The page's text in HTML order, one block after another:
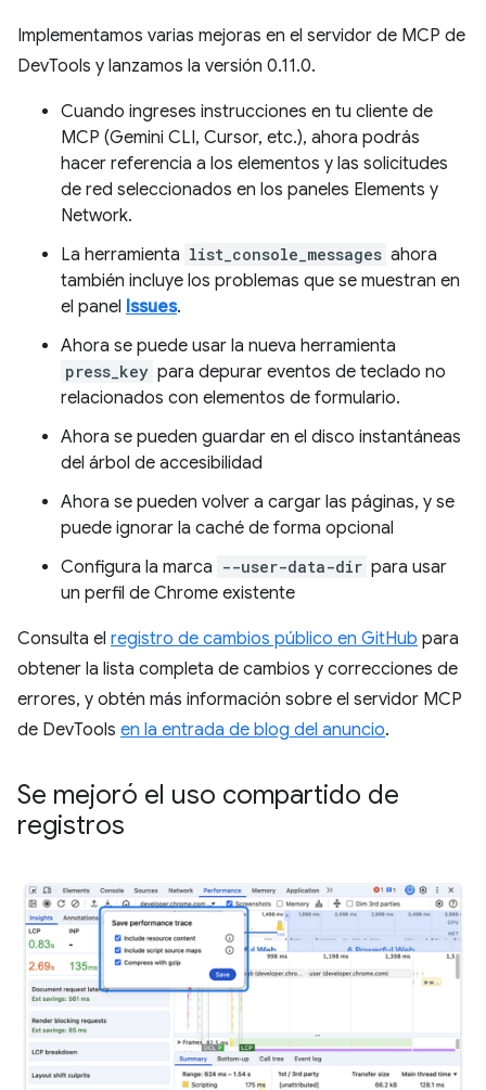
Implementamos varias mejoras en el servidor de MCP de
DevTools y lanzamos la versión 0.11.0.
Cuando ingreses instrucciones en tu cliente de
MCP (Gemini CLI, Cursor, etc.), ahora podrás
hacer referencia a los elementos y las solicitudes
de red seleccionados en los paneles Elements y
Network.
La herramienta list_console_messages ahora
también incluye los problemas que se muestran en
el panel Issues.
Ahora se puede usar la nueva herramienta
press_key para depurar eventos de teclado no
relacionados con elementos de formulario.
Ahora se pueden guardar en el disco instantáneas
del árbol de accesibilidad
Ahora se pueden volver a cargar las páginas, y se
puede ignorar la caché de forma opcional
Configura la marca --user-data-dir para usar
un perfil de Chrome existente
Consulta el registro de cambios público en GitHub para
obtener la lista completa de cambios y correcciones de
errores, y obtén más información sobre el servidor MCP
de DevTools en la entrada de blog del anuncio.
Se mejoró el uso compartido de
registros